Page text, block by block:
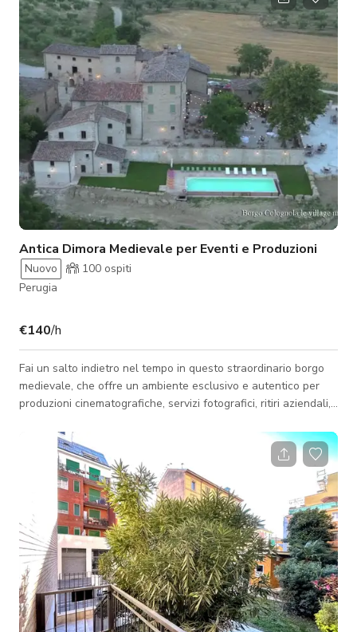
ingressi romantici a giardini rigogliosi, case coloniche rustiche
e interni atmosferici con carattere secolare, o
Antica Dimora Medievale per Eventi e Produzioni
Nuovo 100 ospiti
Perugia
€140/h
Fai un salto indietro nel tempo in questo straordinario borgo
medievale, che offre un ambiente esclusivo e autentico per
produzioni cinematografiche, servizi fotografici, ritiri aziendali,
appartamenti completamente attrezzati, un cortile storico
splendidamente conservato e ampi giardini paesaggistici,
offrendo una vasta gamma di sfondi unici in un'unica location
privata. Progettata pensando alle produzioni, la tenuta offre
ampio parchegg